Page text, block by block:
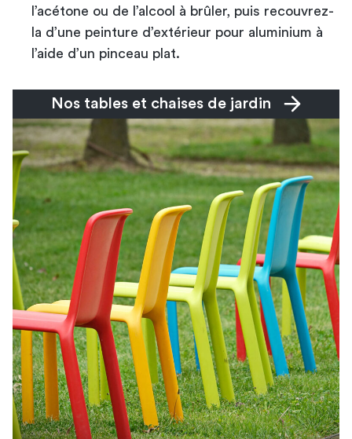
l’acétone ou de l’alcool à brûler, puis recouvrez-
la d’une peinture d’extérieur pour aluminium à
l’aide d’un pinceau plat.
Nos tables et chaises de jardin